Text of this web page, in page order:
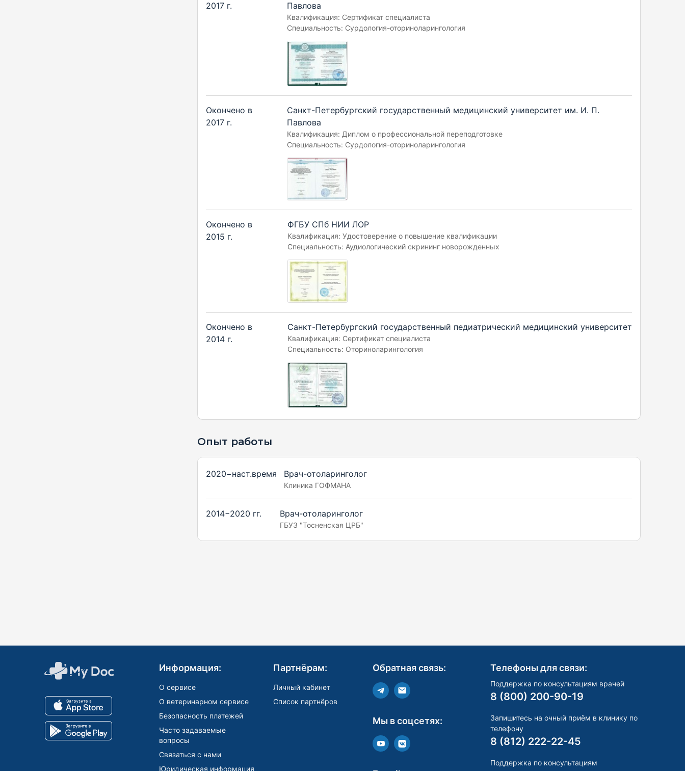
2017 г.
Павлова
Квалификация: Сертификат специалиста
Специальность: Сурдология-оториноларингология
Окончено в
2017 г.
Санкт-Петербургский государственный медицинский университет им. И. П.
Павлова
Квалификация: Диплом о профессиональной переподготовке
Специальность: Сурдология-оториноларингология
Окончено в
2015 г.
ФГБУ СПб НИИ ЛОР
Квалификация: Удостоверение о повышение квалификации
Специальность: Аудиологический скрининг новорожденных
Окончено в
2014 г.
Санкт-Петербургский государственный педиатрический медицинский университет
Квалификация: Сертификат специалиста
Специальность: Оториноларингология
Опыт работы
2020−наст.время Врач-отоларинголог
Клиника ГОФМАНА
2014−2020 гг. Врач-отоларинголог
ГБУЗ "Тосненская ЦРБ"
Информация:
О сервисе
О ветеринарном сервисе
Безопасность платежей
Часто задаваемые
вопросы
Связаться с нами
Юридическая информация
Партнёрам:
Личный кабинет
Список партнёров
Обратная связь:
Мы в соцсетях:
Телефоны для связи:
Поддержка по консультациям врачей
8 (800) 200-90-19
Запишитесь на очный приём в клинику по
телефону
8 (812) 222-22-45
Поддержка по консультациям